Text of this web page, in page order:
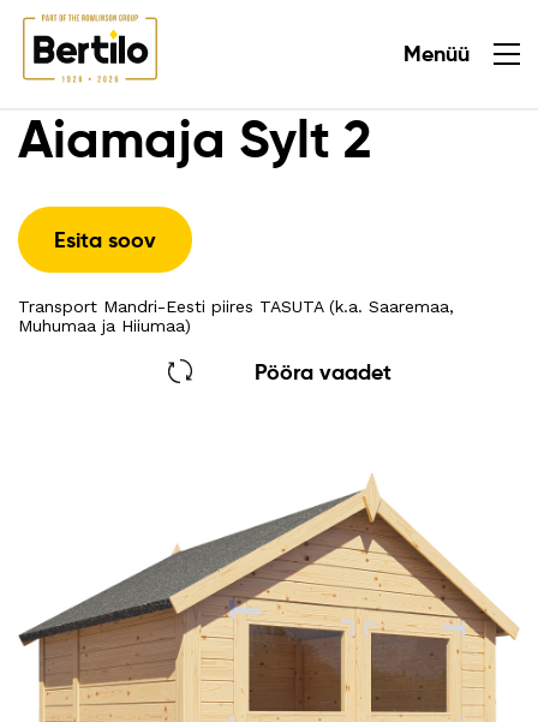
Menüü
Aiamaja Sylt 2
Esita soov
Transport Mandri-Eesti piires TASUTA (k.a. Saaremaa,
Muhumaa ja Hiiumaa)
Pööra vaadet